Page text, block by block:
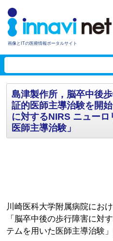
画像とITの医療情報ポータルサイト
島津製作所，脳卒中後
証的医師主導治験を開
に対するNIRS ニュー
医師主導治験」
川崎医科大学附属病院にお
「脳卒中後の歩行障害に対
テムを用いた医師主導治験」